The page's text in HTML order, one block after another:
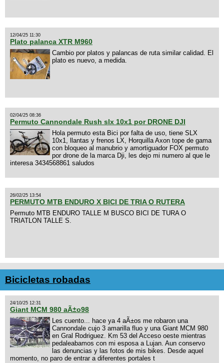
12/04/25 11:30
Plato palanca XTR M960
Cambio por platos y palancas de ruta similar calidad. El
plato es nuevo, a medida.
02/04/25 08:36
Permuto Cannondale Rush slx 10x1 por DRONE DJI
Hola permuto esta Bici por falta de uso, tiene SLX
10x1, llantas y frenos LX, Horquilla Axon tope de gama
con bloqueo al manubrio y amortiguador FOX permuto
por drone de la marca Dji, les dejo mi numero al que le
interesa 3434568861 saludos
26/02/25 13:54
PERMUTO MTB ENDURO X BICI DE TRIA O RUTERA
Permuto MTB ENDURO TALLE M BUSCO BICI DE TURA O
TRIATLON TALLE S.
Bicicletas robadas
24/10/25 12:31
Giant MCM 980 aÃ±o98
Les cuento... hace ya 4 aÃ±os me robaron una
Cannondale cujo 3 amarilla fluo y una Giant MCM 980
en Gral Rodriguez. Km 53 del Acceso oeste mientras
pedaleabamos con mi esposa a Lujan. Aun conservo
las denuncias y las fotos de mis bikes. Desde aquel
momento, no paro de entrar a diferentes portales t